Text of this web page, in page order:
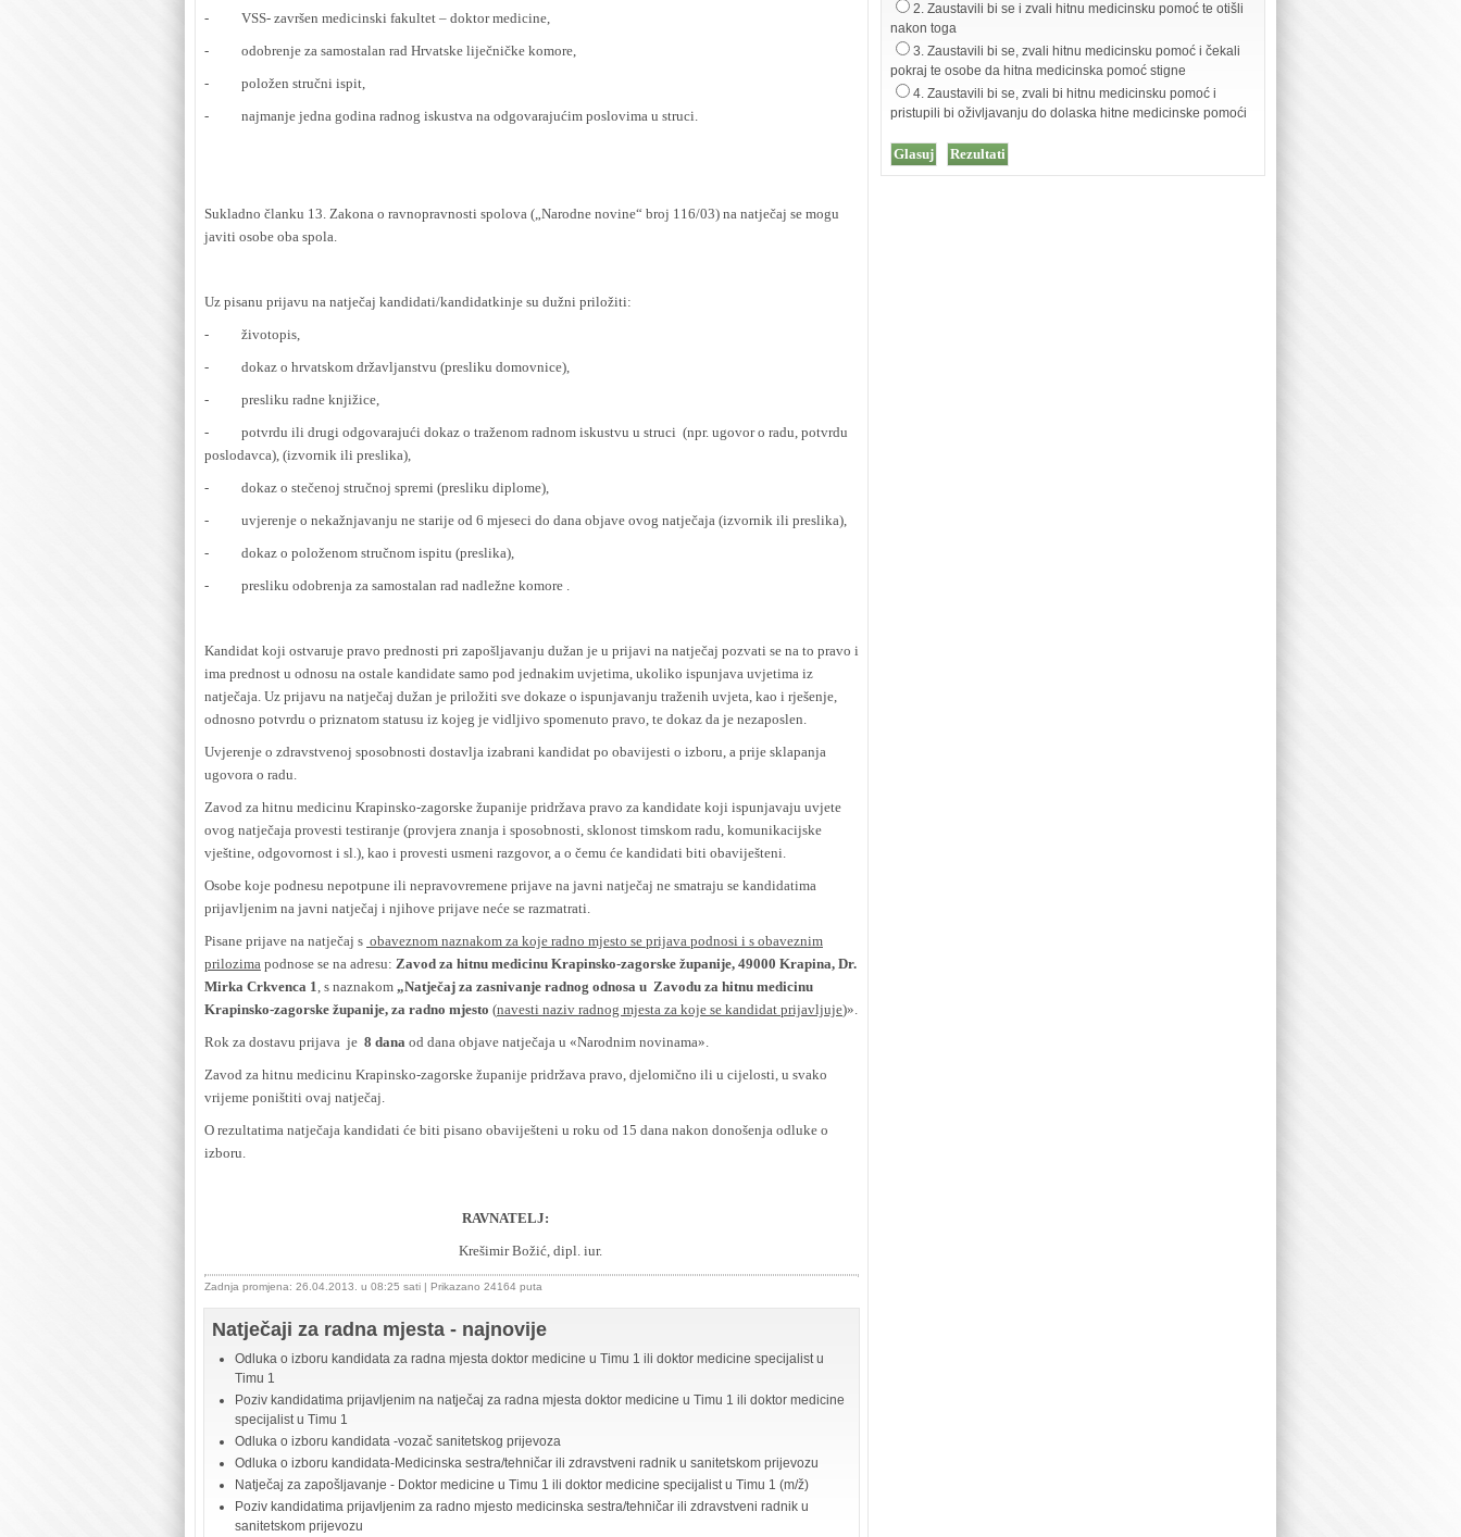
- VSS- završen medicinski fakultet – doktor medicine,
- odobrenje za samostalan rad Hrvatske liječničke komore,
- položen stručni ispit,
- najmanje jedna godina radnog iskustva na odgovarajućim poslovima u struci.
Sukladno članku 13. Zakona o ravnopravnosti spolova („Narodne novine“ broj 116/03) na natječaj se mogu
javiti osobe oba spola.
Uz pisanu prijavu na natječaj kandidati/kandidatkinje su dužni priložiti:
- životopis,
- dokaz o hrvatskom državljanstvu (presliku domovnice),
- presliku radne knjižice,
- potvrdu ili drugi odgovarajući dokaz o traženom radnom iskustvu u struci (npr. ugovor o radu, potvrdu
poslodavca), (izvornik ili preslika),
- dokaz o stečenoj stručnoj spremi (presliku diplome),
- uvjerenje o nekažnjavanju ne starije od 6 mjeseci do dana objave ovog natječaja (izvornik ili preslika),
- dokaz o položenom stručnom ispitu (preslika),
- presliku odobrenja za samostalan rad nadležne komore .
Kandidat koji ostvaruje pravo prednosti pri zapošljavanju dužan je u prijavi na natječaj pozvati se na to pravo i
ima prednost u odnosu na ostale kandidate samo pod jednakim uvjetima, ukoliko ispunjava uvjetima iz
natječaja. Uz prijavu na natječaj dužan je priložiti sve dokaze o ispunjavanju traženih uvjeta, kao i rješenje,
odnosno potvrdu o priznatom statusu iz kojeg je vidljivo spomenuto pravo, te dokaz da je nezaposlen.
Uvjerenje o zdravstvenoj sposobnosti dostavlja izabrani kandidat po obavijesti o izboru, a prije sklapanja
ugovora o radu.
Zavod za hitnu medicinu Krapinsko-zagorske županije pridržava pravo za kandidate koji ispunjavaju uvjete
ovog natječaja provesti testiranje (provjera znanja i sposobnosti, sklonost timskom radu, komunikacijske
vještine, odgovornost i sl.), kao i provesti usmeni razgovor, a o čemu će kandidati biti obaviješteni.
Osobe koje podnesu nepotpune ili nepravovremene prijave na javni natječaj ne smatraju se kandidatima
prijavljenim na javni natječaj i njihove prijave neće se razmatrati.
Pisane prijave na natječaj s obaveznom naznakom za koje radno mjesto se prijava podnosi i s obaveznim
prilozima podnose se na adresu: Zavod za hitnu medicinu Krapinsko-zagorske županije, 49000 Krapina, Dr.
Mirka Crkvenca 1, s naznakom „Natječaj za zasnivanje radnog odnosa u Zavodu za hitnu medicinu
Krapinsko-zagorske županije, za radno mjesto (navesti naziv radnog mjesta za koje se kandidat prijavljuje)».
Rok za dostavu prijava je 8 dana od dana objave natječaja u «Narodnim novinama».
Zavod za hitnu medicinu Krapinsko-zagorske županije pridržava pravo, djelomično ili u cijelosti, u svako
vrijeme poništiti ovaj natječaj.
O rezultatima natječaja kandidati će biti pisano obaviješteni u roku od 15 dana nakon donošenja odluke o
izboru.
RAVNATELJ:
Krešimir Božić, dipl. iur.
Zadnja promjena: 26.04.2013. u 08:25 sati | Prikazano 24164 puta
Natječaji za radna mjesta - najnovije
Odluka o izboru kandidata za radna mjesta doktor medicine u Timu 1 ili doktor medicine specijalist u
Timu 1
Poziv kandidatima prijavljenim na natječaj za radna mjesta doktor medicine u Timu 1 ili doktor medicine
specijalist u Timu 1
Odluka o izboru kandidata -vozač sanitetskog prijevoza
Odluka o izboru kandidata-Medicinska sestra/tehničar ili zdravstveni radnik u sanitetskom prijevozu
Natječaj za zapošljavanje - Doktor medicine u Timu 1 ili doktor medicine specijalist u Timu 1 (m/ž)
Poziv kandidatima prijavljenim za radno mjesto medicinska sestra/tehničar ili zdravstveni radnik u
sanitetskom prijevozu
2. Zaustavili bi se i zvali hitnu medicinsku pomoć te otišli
nakon toga
3. Zaustavili bi se, zvali hitnu medicinsku pomoć i čekali
pokraj te osobe da hitna medicinska pomoć stigne
4. Zaustavili bi se, zvali bi hitnu medicinsku pomoć i
pristupili bi oživljavanju do dolaska hitne medicinske pomoći